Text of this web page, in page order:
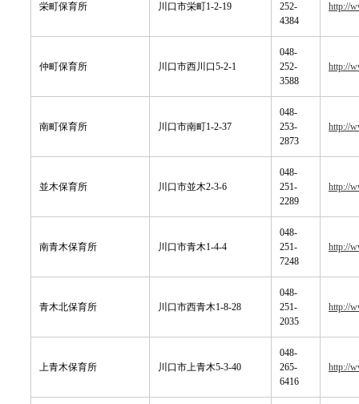
栄町保育所 川口市栄町1-2-19
252-
4384
http://
仲町保育所 川口市西川口5-2-1
048-
252-
3588
http://
南町保育所 川口市南町1-2-37
048-
253-
2873
http://
並木保育所 川口市並木2-3-6
048-
251-
2289
http://
南青木保育所 川口市青木1-4-4
048-
251-
7248
http://
青木北保育所 川口市西青木1-8-28
048-
251-
2035
http://
上青木保育所 川口市上青木5-3-40
048-
265-
6416
http://